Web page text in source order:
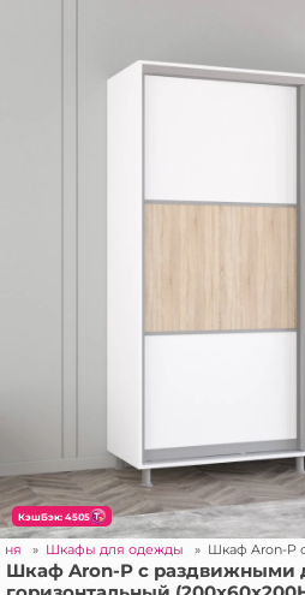
КэшБэк: 4505
» Шкафы для одежды » Шкаф Aron-P
Шкаф Aron-P с раздвижными